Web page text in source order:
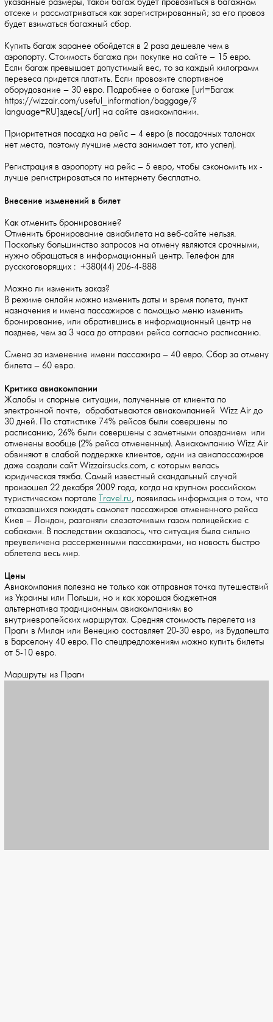
указанные размеры, такой багаж будет провозиться в багажном
отсеке и рассматриваться как зарегистрированный; за его провоз
будет взиматься багажный сбор.
Купить багаж заранее обойдется в 2 раза дешевле чем в
аэропорту. Стоимость багажа при покупке на сайте – 15 евро.
Если багаж превышает допустимый вес, то за каждый килограмм
перевеса придется платить. Если провозите спортивное
оборудование – 30 евро. Подробнее о багаже [url=Багаж
https://wizzair.com/useful_information/baggage/?
language=RU]здесь[/url] на сайте авиакомпании.
Приоритетная посадка на рейс – 4 евро (в посадочных талонах
нет места, поэтому лучшие места занимает тот, кто успел).
Регистрация в аэропорту на рейс – 5 евро, чтобы сэкономить их -
лучше регистрироваться по интернету бесплатно.
Внесение изменений в билет
Как отменить бронирование?
Отменить бронирование авиабилета на веб-сайте нельзя.
Поскольку большинство запросов на отмену являются срочными,
нужно обращаться в информационный центр. Телефон для
русскоговорящих : +380(44) 206-4-888
Можно ли изменить заказ?
В режиме онлайн можно изменить даты и время полета, пункт
назначения и имена пассажиров с помощью меню изменить
бронирование, или обратившись в информационный центр не
позднее, чем за 3 часа до отправки рейса согласно расписанию.
Смена за изменение имени пассажира – 40 евро. Сбор за отмену
билета – 60 евро.
Критика авиакомпании
Жалобы и спорные ситуации, полученные от клиента по
электронной почте, обрабатываются авиакомпанией Wizz Air до
30 дней. По статистике 74% рейсов были совершены по
расписанию, 26% были совершены с заметными опозданием или
отменены вообще (2% рейса отмененных). Авиакомпанию Wizz Air
обвиняют в слабой поддержке клиентов, одни из авиапассажиров
даже создали сайт Wizzairsucks.com, с которым велась
юридическая тяжба. Самый известный скандальный случай
произошел 22 декабря 2009 года, когда на крупном российском
туристическом портале Travel.ru, появилась информация о том, что
отказавшихся покидать самолет пассажиров отмененного рейса
Киев – Лондон, разгоняли слезоточивым газом полицейские с
собаками. В последствии оказалось, что ситуация была сильно
преувеличена рассерженными пассажирами, но новость быстро
облетела весь мир.
Цены
Авиакомпания полезна не только как отправная точка путешествий
из Украины или Польши, но и как хорошая бюджетная
альтернатива традиционным авиакомпаниям во
внутриевропейских маршрутах. Средняя стоимость перелета из
Праги в Милан или Венецию составляет 20-30 евро, из Будапешта
в Барселону 40 евро. По спецпредложениям можно купить билеты
от 5-10 евро.
Маршруты из Праги